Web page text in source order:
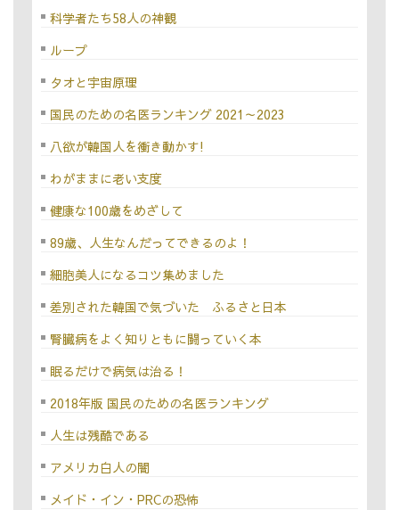
科学者たち58人の神観
ループ
タオと宇宙原理
国民のための名医ランキング 2021～2023
八欲が韓国人を衝き動かす!
わがままに老い支度
健康な100歳をめざして
89歳、人生なんだってできるのよ！
細胞美人になるコツ集めました
差別された韓国で気づいた ふるさと日本
腎臓病をよく知りともに闘っていく本
眠るだけで病気は治る！
2018年版 国民のための名医ランキング
人生は残酷である
アメリカ白人の闇
メイド・イン・PRCの恐怖